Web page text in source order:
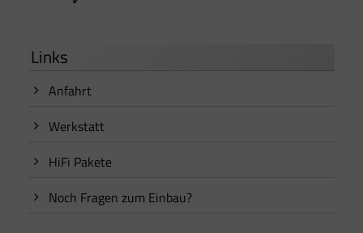
Links
Anfahrt
Werkstatt
HiFi Pakete
Noch Fragen zum Einbau?